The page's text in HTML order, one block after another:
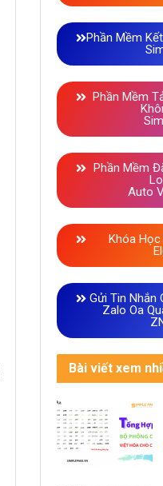
Phần Mềm
Phần Mềm
Phần Mềm
Auto
Khóa Học
Gửi Tin Nhắn
Zalo Oa
Bài viết xem